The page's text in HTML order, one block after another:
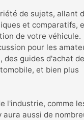
de sujets, allant
et comparatifs,
de votre véhicule.
pour les
des guides d'achat de
et bien plus
l'industrie, comme
aussi de